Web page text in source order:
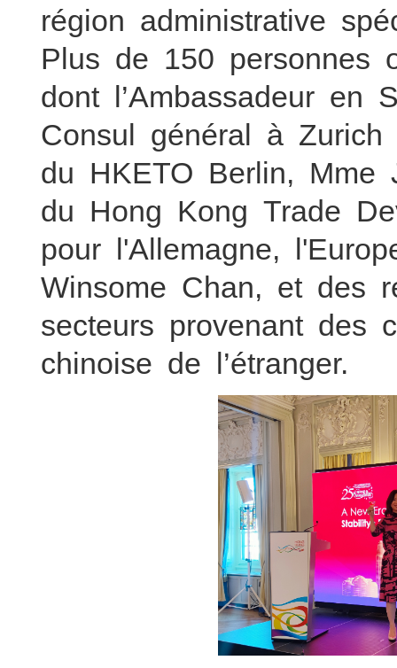
région administrative
Plus de 150 personnes
dont l’Ambassadeur en
Consul général à
du HKETO Berlin,
du Hong Kong Trade
pour l'Allemagne,
Winsome Chan, et des
secteurs provenant des
chinoise de l’étranger.